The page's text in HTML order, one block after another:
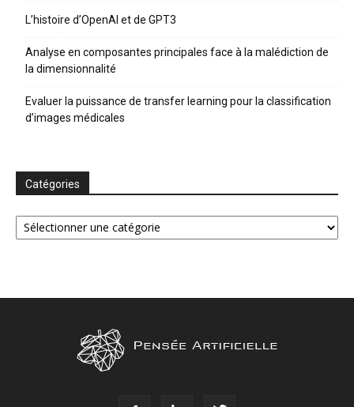
L’histoire d’OpenAI et de GPT3
Analyse en composantes principales face à la malédiction de
la dimensionnalité
Evaluer la puissance de transfer learning pour la classification
d’images médicales
Catégories
Catégories